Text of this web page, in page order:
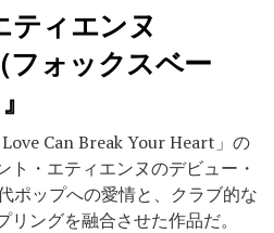
ティエンヌ
フォックスベー
Can Break Your Heart」の
ト・エティエンヌのデビュー・
ポップへの愛情と、クラブ的な
ングを融合させた作品だ。